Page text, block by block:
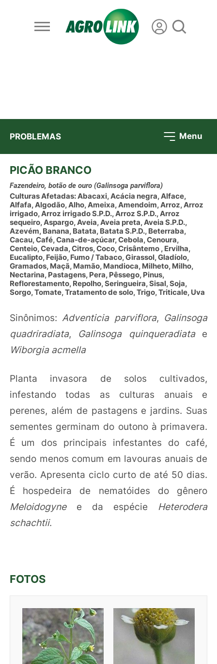
PROBLEMAS Menu
PICÃO BRANCO
Fazendeiro, botão de ouro (Galinsoga parviflora)
Culturas Afetadas: Abacaxi, Acácia negra, Alface,
Alfafa, Algodão, Alho, Ameixa, Amendoim, Arroz, Arroz
irrigado, Arroz irrigado S.P.D., Arroz S.P.D., Arroz
sequeiro, Aspargo, Aveia, Aveia preta, Aveia S.P.D.,
Azevém, Banana, Batata, Batata S.P.D., Beterraba,
Cacau, Café, Cana-de-açúcar, Cebola, Cenoura,
Centeio, Cevada, Citros, Coco, Crisântemo , Ervilha,
Eucalipto, Feijão, Fumo / Tabaco, Girassol, Gladíolo,
Gramados, Maçã, Mamão, Mandioca, Milheto, Milho,
Nectarina, Pastagens, Pera, Pêssego, Pinus,
Reflorestamento, Repolho, Seringueira, Sisal, Soja,
Sorgo, Tomate, Tratamento de solo, Trigo, Triticale, Uva
Sinônimos: Adventicia parviflora, Galinsoga
quadriradiata, Galinsoga quinqueradiata e
Wiborgia acmella
Planta invasora de solos cultivados,
infestando todas as culturas anuais e
perenes, além de pastagens e jardins. Suas
sementes germinam do outono à primavera.
É um dos principais infestantes do café,
sendo menos comum em lavouras anuais de
verão. Apresenta ciclo curto de até 50 dias.
É hospedeira de nematóides do gênero
Meloidogynee da espécie Heterodera
schachtii.
FOTOS